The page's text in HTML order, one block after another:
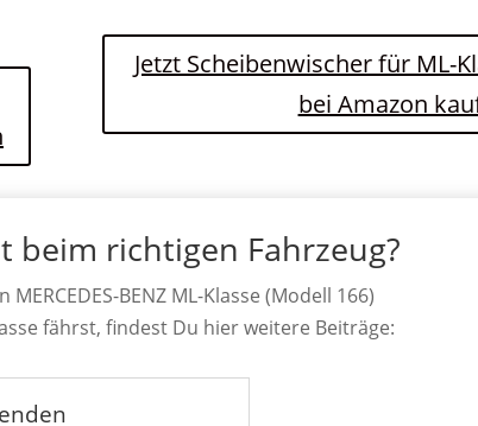
Jetzt Scheibenwischer für ML-
bei Amazon
beim richtigen Fahrzeug?
BENZ ML-Klasse (Modell 166)
fährst, findest Du hier weitere Beiträge: